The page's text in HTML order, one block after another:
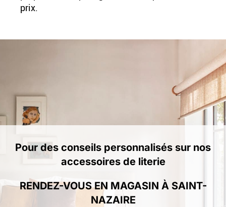
prix.
Pour des conseils personnalisés sur nos
accessoires de literie
RENDEZ-VOUS EN MAGASIN À SAINT-
NAZAIRE